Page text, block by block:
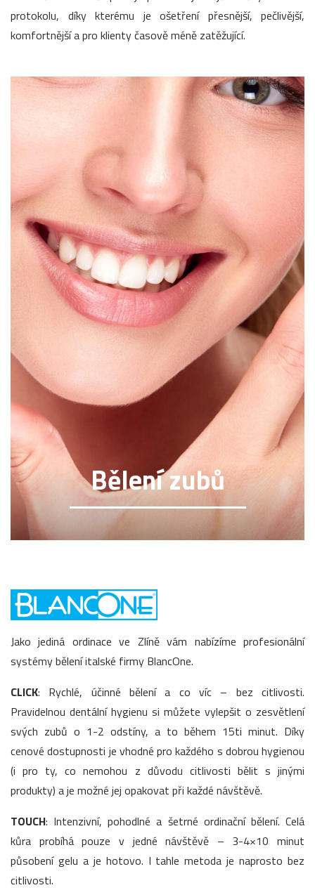
protokolu, díky kterému je ošetření přesnější, pečlivější,
komfortnější a pro klienty časově méně zatěžující.
Jako jediná ordinace ve Zlíně vám nabízíme profesionální
systémy bělení italské firmy BlancOne.
CLICK: Rychlé, účinné bělení a co víc – bez citlivosti.
Pravidelnou dentální hygienu si můžete vylepšit o zesvětlení
svých zubů o 1-2 odstíny, a to během 15ti minut. Díky
cenové dostupnosti je vhodné pro každého s dobrou hygienou
(i pro ty, co nemohou z důvodu citlivosti bělit s jinými
produkty) a je možné jej opakovat při každé návštěvě.
TOUCH: Intenzivní, pohodlné a šetrné ordinační bělení. Celá
kůra probíhá pouze v jedné návštěvě – 3-4×10 minut
působení gelu a je hotovo. I tahle metoda je naprosto bez
citlivosti.
Bělení zubů